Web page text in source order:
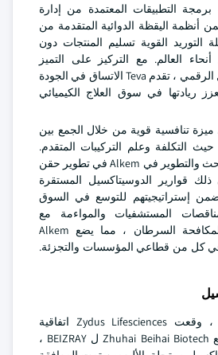
التطبيقات المعتمدة من إدارة
أنظمة اليقظة الدوائية المتقدمة من
التوريد القوية تسليم المنتجات دون
العالم. مع التركيز على التميز
التنظيمي والتكامل الرقمي ، تقدم Teva الاتساق في الجودة
ريادتها في سوق العلاج الكيميائي
تقدم Alkem Labs ميزة تنافسية قوية من خلال الجمع بين
حيث التكلفة وعلم التركيبات المتقدم.
تتخصص مراكز البحث والتطوير في Alkem في تطوير حقن
ذلك قوارير الدوسيتاكسيل المستقرة
إستراتيجيتهم للتوسع في السوق
المستشفيات والمواءمة مع
البرامج الوطنية لمكافحة السرطان ، مما يضع Alkem
كل من قطاعي المؤسسات والتجزئة.
في فبراير 2025 ، وقعت Zydus Lifesciences اتفاقية
تسويق أمريكية مع Zhuhai Beihai Biotech ل BEIZRAY ،